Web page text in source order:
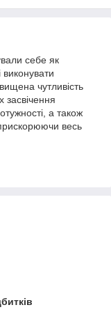
себе як
виконувати
чутливість
засвічення
а також
весь